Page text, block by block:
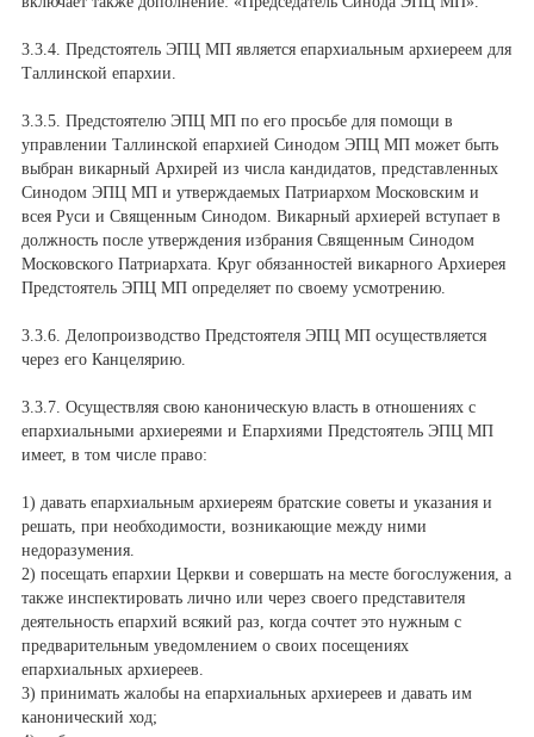
3.3.4. Предстоятель ЭПЦ МП является епархиальным архиереем для
Таллинской епархии.
3.3.5. Предстоятелю ЭПЦ МП по его просьбе для помощи в
управлении Таллинской епархией Синодом ЭПЦ МП может быть
выбран викарный Архирей из числа кандидатов, представленных
Синодом ЭПЦ МП и утверждаемых Патриархом Московским и
всея Руси и Священным Синодом. Викарный архиерей вступает в
должность после утверждения избрания Священным Синодом
Московского Патриархата. Круг обязанностей викарного Архиерея
Предстоятель ЭПЦ МП определяет по своему усмотрению.
3.3.6. Делопроизводство Предстоятеля ЭПЦ МП осуществляется
через его Канцелярию.
3.3.7. Осуществляя свою каноническую власть в отношениях с
епархиальными архиереями и Епархиями Предстоятель ЭПЦ МП
имеет, в том числе право:
1) давать епархиальным архиереям братские советы и указания и
решать, при необходимости, возникающие между ними
недоразумения.
2) посещать епархии Церкви и совершать на месте богослужения, а
также инспектировать лично или через своего представителя
деятельность епархий всякий раз, когда сочтет это нужным с
предварительным уведомлением о своих посещениях
епархиальных архиереев.
3) принимать жалобы на епархиальных архиереев и давать им
канонический ход;